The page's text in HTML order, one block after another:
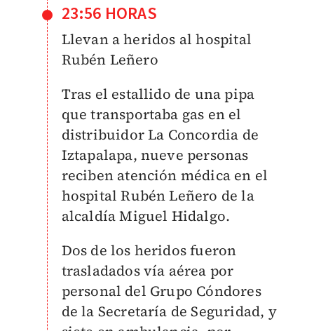
23:56 HORAS
Llevan a heridos al hospital
Rubén Leñero
Tras el estallido de una pipa
que transportaba gas en el
distribuidor La Concordia de
Iztapalapa, nueve personas
reciben atención médica en el
hospital Rubén Leñero de la
alcaldía Miguel Hidalgo.
Dos de los heridos fueron
trasladados vía aérea por
personal del Grupo Cóndores
de la Secretaría de Seguridad, y